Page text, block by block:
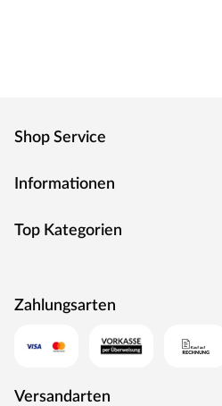
Shop Service
Informationen
Top Kategorien
Zahlungsarten
Versandarten